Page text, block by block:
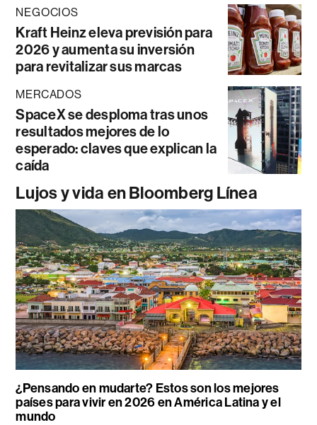
NEGOCIOS
Kraft Heinz eleva previsión para
2026 y aumenta su inversión
para revitalizar sus marcas
MERCADOS
SpaceX se desploma tras unos
resultados mejores de lo
esperado: claves que explican la
caída
Lujos y vida en Bloomberg Línea
¿Pensando en mudarte? Estos son los mejores
países para vivir en 2026 en América Latina y el
mundo